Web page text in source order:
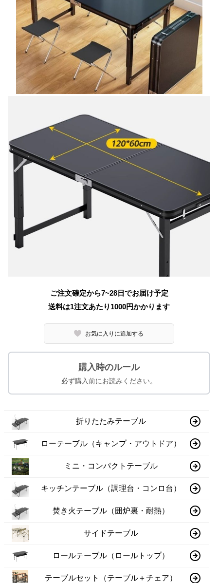
ご注文確定から7~28日でお届け予定
送料は1注文あたり 1000円かかります
お気に入りに追加する
購入時のルール
必ず購入前にお読みください。
折りたたみテーブル
ローテーブル（キャンプ・アウトドア）
ミニ・コンパクトテーブル
キッチンテーブル（調理台・コンロ台）
焚き火テーブル（囲炉裏・耐熱）
サイドテーブル
ロールテーブル（ロールトップ）
テーブルセット（テーブル＋チェア）